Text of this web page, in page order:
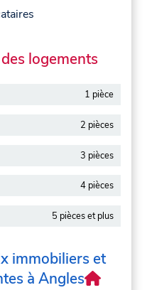
logements
1 pièce
2 pièces
3 pièces
4 pièces
5 pièces et plus
immobiliers et
à Angles